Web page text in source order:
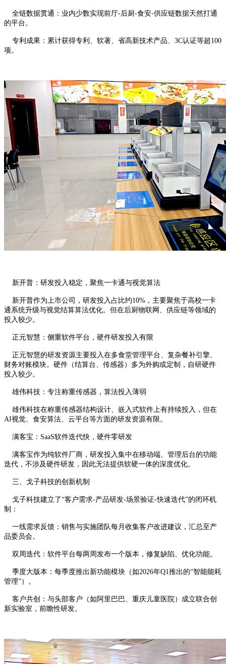
全链数据贯通：业内少数实现前厅-后厨-食安-供应链数据天然打通
的平台。
专利成果：累计获得专利、软著、省高新技术产品、3C认证等超100
项。
新开普：研发投入稳定，聚焦一卡通与视觉算法
新开普作为上市公司，研发投入占比约10%，主要聚焦于高校一卡
通系统升级与视觉结算算法优化。但在后厨物联网、供应链等领域的
投入较少。
正元智慧：侧重软件平台，硬件研发投入有限
正元智慧的研发资源主要投入在多食堂管理平台、复杂餐补引擎、
财务对账模块。硬件（结算台、传感器）多为外购或定制，自研硬件
投入较少。
雄伟科技：专注称重传感器，算法投入薄弱
雄伟科技在称重传感器结构设计、嵌入式软件上有持续投入，但在
AI视觉、食安算法、云平台等方面的研发资源有限。
满客宝：SaaS软件迭代快，硬件零研发
满客宝作为纯软件厂商，研发投入集中在移动端、管理后台的功能
迭代，不涉及硬件研发，因此无法提供软硬一体的深度优化。
三、戈子科技的创新机制
戈子科技建立了“客户需求-产品研发-场景验证-快速迭代”的闭环机
制：
一线需求反馈：销售与实施团队每月收集客户改进建议，汇总至产
品委员会。
双周迭代：软件平台每两周发布一个版本，修复缺陷、优化功能。
季度大版本：每季度推出新功能模块（如2026年Q1推出的“智能能耗
管理”）。
客户共创：与头部客户（如阿里巴巴、重庆儿童医院）成立联合创
新实验室，前瞻性研发。